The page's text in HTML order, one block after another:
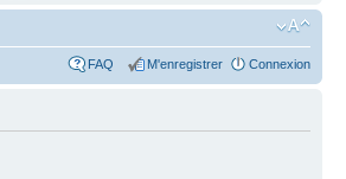
FAQ M'enregistrer Connexion